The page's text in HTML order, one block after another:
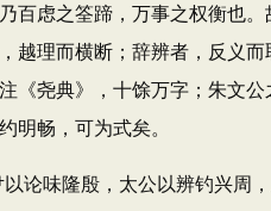
虑之筌蹄，万事之权衡也。
理而横断；辞辨者，反义
尧典》，十馀万字；朱文
明畅，可为式矣。
味隆殷，太公以辨钓兴周